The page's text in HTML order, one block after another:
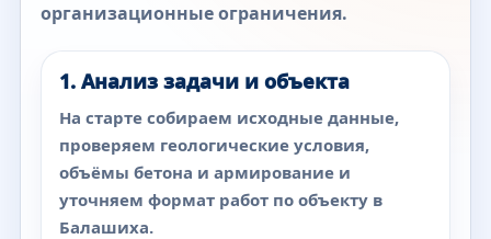
организационные ограничения.
1. Анализ задачи и объекта
На старте собираем исходные данные,
проверяем геологические условия,
объёмы бетона и армирование и
уточняем формат работ по объекту в
Балашиха.